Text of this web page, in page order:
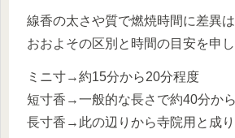
線香の太さや質で燃焼時間に差異
おおよその区別と時間の目安を申
ミニ寸→約15分から20分程度
短寸香→一般的な長さで約40分か
長寸香→此の辺りから寺院用と成